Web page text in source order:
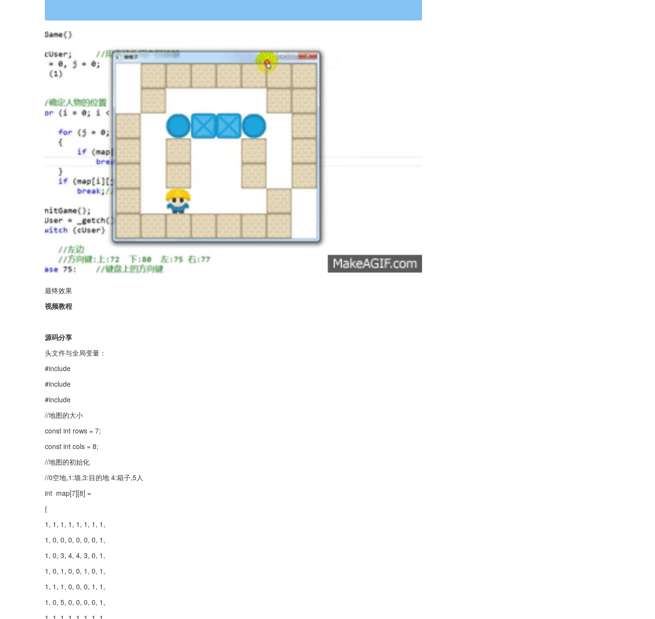
最终效果
视频教程
源码分享
头文件与全局变量：
#include
#include
#include
//地图的大小
const int rows = 7;
const int cols = 8;
//地图的初始化
//0空地,1:墙,3:目的地 4:箱子,5人
int  map[7][8] =
{
1, 1, 1, 1, 1, 1, 1, 1,
1, 0, 0, 0, 0, 0, 0, 1,
1, 0, 3, 4, 4, 3, 0, 1,
1, 0, 1, 0, 0, 1, 0, 1,
1, 1, 1, 0, 0, 0, 1, 1,
1, 0, 5, 0, 0, 0, 0, 1,